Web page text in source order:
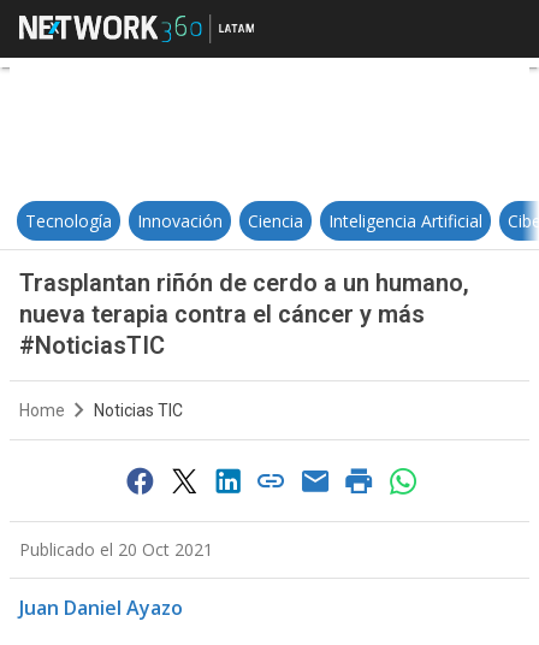
Trasplantan riñón de cerdo a un
Tecnología Innovación Ciencia Inteligencia Artificial
Trasplantan riñón de cerdo a un humano,
nueva terapia contra el cáncer y más
#NoticiasTIC
Home Noticias TIC
Publicado el 20 Oct 2021
Juan Daniel Ayazo